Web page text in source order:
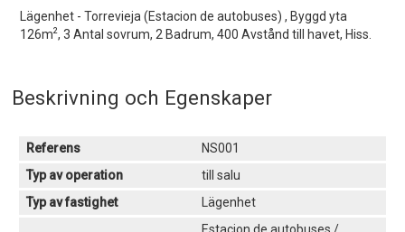
Lägenhet - Torrevieja (Estacion de autobuses) , Byggd yta
126m2, 3 Antal sovrum, 2 Badrum, 400 Avstånd till havet, Hiss.
Beskrivning och Egenskaper
Referens
NS001
Typ av operation
till salu
Typ av fastighet
Lägenhet